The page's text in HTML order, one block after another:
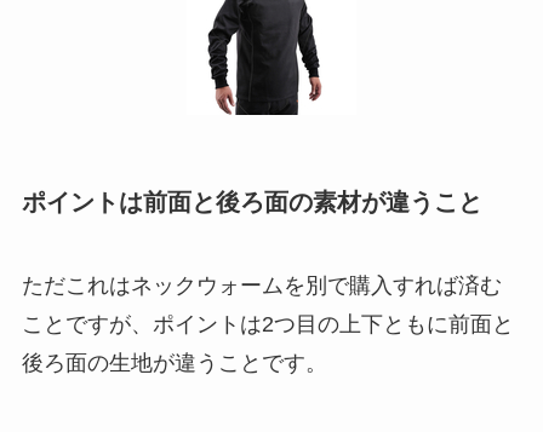
ポイントは前面と後ろ面の素材が違うこと
ただこれはネックウォームを別で購入すれば済む
ことですが、ポイントは2つ目の上下ともに前面と
後ろ面の生地が違うことです。